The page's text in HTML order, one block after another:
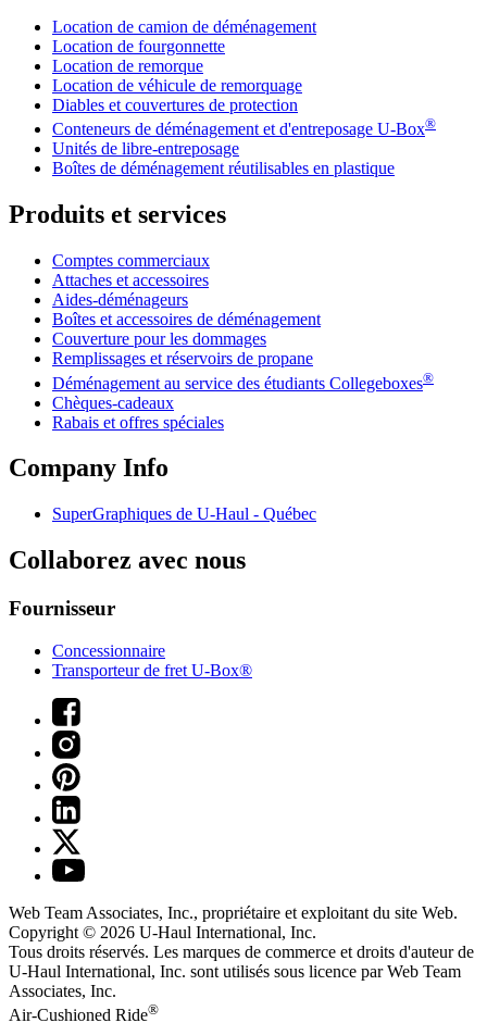
Location de camion de déménagement
Location de fourgonnette
Location de remorque
Location de véhicule de remorquage
Diables et couvertures de protection
Conteneurs de déménagement et d'entreposage U-Box®
Unités de libre-entreposage
Boîtes de déménagement réutilisables en plastique
Produits et services
Comptes commerciaux
Attaches et accessoires
Aides-déménageurs
Boîtes et accessoires de déménagement
Couverture pour les dommages
Remplissages et réservoirs de propane
Déménagement au service des étudiants Collegeboxes®
Chèques-cadeaux
Rabais et offres spéciales
Company Info
SuperGraphiques de U-Haul - Québec
Collaborez avec nous
Fournisseur
Concessionnaire
Transporteur de fret U-Box®
Web Team Associates, Inc., propriétaire et exploitant du site Web.
Copyright © 2026 U-Haul International, Inc.
Tous droits réservés. Les marques de commerce et droits d'auteur de
U-Haul International, Inc. sont utilisés sous licence par Web Team
Associates, Inc.
Air-Cushioned Ride®